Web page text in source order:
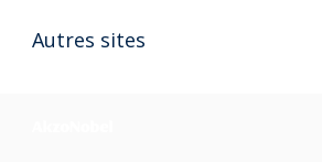
Ouvrir un magasin PASS
Autres sites